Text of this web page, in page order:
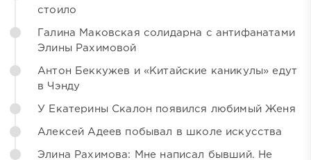
стоило
Галина Маковская солидарна с антифанатами
Элины Рахимовой
Антон Беккужев и «Китайские каникулы» едут
в Чэнду
У Екатерины Скалон появился любимый Женя
Алексей Адеев побывал в школе искусства
Элина Рахимова: Мне написал бывший. Не